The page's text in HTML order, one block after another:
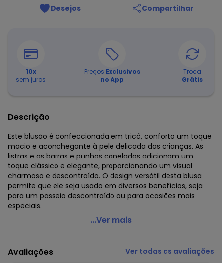
Desejos Compartilhar
10x
sem juros
Preços Exclusivos
no App
Troca
Grátis
Descrição
Este blusão é confeccionada em tricô, conforto um toque
macio e aconchegante à pele delicada das crianças. As
listras e as barras e punhos canelados adicionam um
toque clássico e elegante, proporcionando um visual
charmoso e descontraído. O design versátil desta blusa
permite que ele seja usado em diversos benefícios, seja
para um passeio descontraído ou para ocasiões mais
especiais.
Up Baby - Blusão em Tricô Infantil Menino Off White
Modelagem: Ampla
Comprimento da Manga: Longa
...Ver mais
Avaliações Ver todas as avaliações